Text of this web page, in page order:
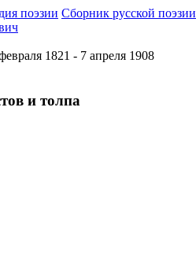
поэзии Сборник русской поэзии
1821 - 7 апреля 1908
и толпа